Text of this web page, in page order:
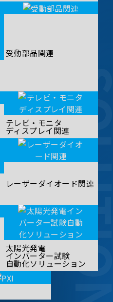
受動部品関連
テレビ・モニタ
ディスプレイ関連
レーザーダイオード関連
太陽光発電
インバーター試験
自動化ソリューション